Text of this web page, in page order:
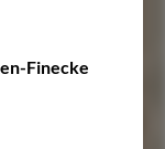
Finecke